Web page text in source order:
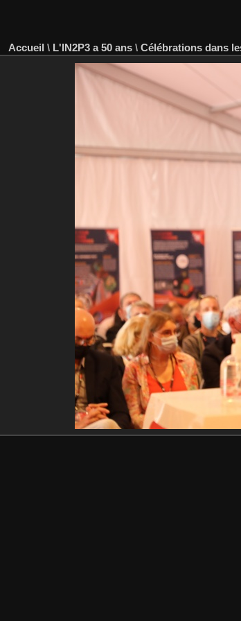
Accueil \ L'IN2P3 a 50 ans \ Célébrations dans